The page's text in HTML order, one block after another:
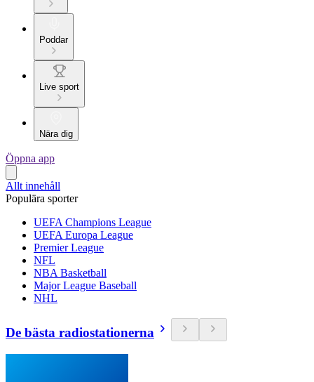
Poddar
Live sport
Nära dig
Öppna app
Allt innehåll
Populära sporter
UEFA Champions League
UEFA Europa League
Premier League
NFL
NBA Basketball
Major League Baseball
NHL
De bästa radiostationerna